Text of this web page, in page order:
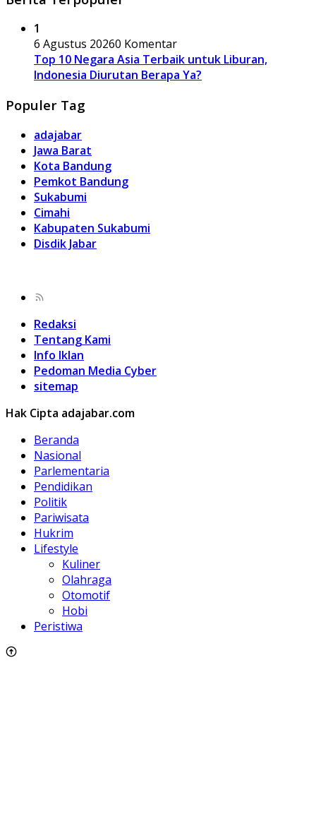
1
6 Agustus 20260 Komentar
Top 10 Negara Asia Terbaik untuk Liburan,
Indonesia Diurutan Berapa Ya?
Populer Tag
adajabar
Jawa Barat
Kota Bandung
Pemkot Bandung
Sukabumi
Cimahi
Kabupaten Sukabumi
Disdik Jabar
Redaksi
Tentang Kami
Info Iklan
Pedoman Media Cyber
sitemap
Hak Cipta adajabar.com
Beranda
Nasional
Parlementaria
Pendidikan
Politik
Pariwisata
Hukrim
Lifestyle
Kuliner
Olahraga
Otomotif
Hobi
Peristiwa